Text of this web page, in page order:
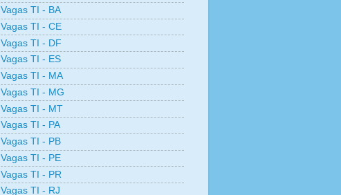
Vagas TI - BA
Vagas TI - CE
Vagas TI - DF
Vagas TI - ES
Vagas TI - MA
Vagas TI - MG
Vagas TI - MT
Vagas TI - PA
Vagas TI - PB
Vagas TI - PE
Vagas TI - PR
Vagas TI - RJ